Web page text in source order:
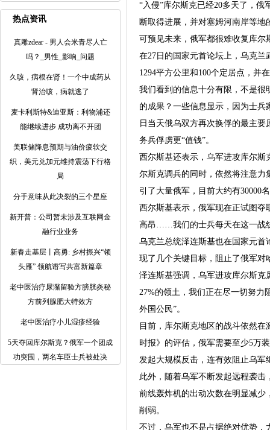
热点资讯
真雕zdear - 男人会米青尽人亡
吗？_男性_影响_问题
久咳，病根在肾！一个中成药从
肾治咳，病就逃了
麦卡利斯特&迪亚斯：利物浦还
能继续进步 成功离不开团
美联储降息预期与油价疲软交
织，美元兑加元维持震荡下行格
局
分手意味从此决裂的三个星座
新开普：公司暂未涉及互联网金
融行业业务
新春走基层丨高勇: 乡村振兴“领
头雁” 领航谱写共富新篇章
老中医治疗尿潴留验方膀胱炎秘
方前列腺肥大特效方
老中医治疗小儿湿疹经验
5天夺回库尔斯克？俄军一个团成
功突围，两名车臣士兵被处决
“入侵”库尔斯克已经20多天了，
断取得进展，并对塞姆河南岸等
可预见未来，俄军都很难收复库尔
在27日的国家元首论坛上，乌克
1294平方公里和100个定居点，并
我们看到的信息十分有限，不是很
的成果？一些信息显示，因为士
日当天俄乌双方再次换俘的最主
务兵俘虏更“值钱”。
西尔斯基还表示，乌军进攻库尔
尔斯克调兵的同时，依然将注意力
引了大量俄军，目前大约有30000
西尔斯基表示，俄军现在正试图夺
高昂……我们的士兵每天在这一战
乌克兰总统泽连斯基也在国家元首
现了几个关键目标，阻止了俄军对
泽连斯基强调，乌军进攻库尔斯克
27%的领土，我们正在尽一切努力
外国公民”。
目前，库尔斯克地区的战斗依然
时报》的评估，俄军需要至少5万
发起大规模反击，连有效阻止乌
此外，随着乌军不断发起远程袭击
前线轰炸机的出动次数在明显减
削弱。
不过，乌军也不是占据绝对优势，